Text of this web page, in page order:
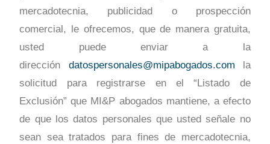
mercadotecnia, publicidad o prospección
comercial, le ofrecemos, que de manera gratuita,
usted puede enviar a la
dirección datospersonales@mipabogados.com la
solicitud para registrarse en el “Listado de
Exclusión” que MI&P abogados mantiene, a efecto
de que los datos personales que usted señale no
sean sea tratados para fines de mercadotecnia,